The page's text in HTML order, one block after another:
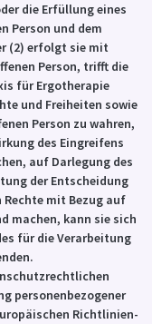
die Erfüllung eines
Person und dem
(2) erfolgt sie mit
Person, trifft die
für Ergotherapie
und Freiheiten sowie
Person zu wahren,
des Eingreifens
auf Darlegung des
der Entscheidung
mit Bezug auf
machen, kann sie sich
für die Verarbeitung
personenbezogener
Richtlinien-